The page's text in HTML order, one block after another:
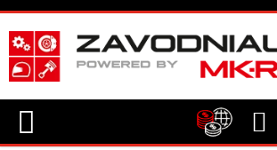
Přejít
na
obsah